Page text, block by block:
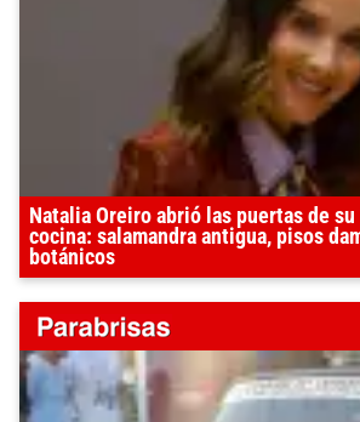
Natalia Oreiro abrió las puertas de
cocina: salamandra antigua, pisos
botánicos